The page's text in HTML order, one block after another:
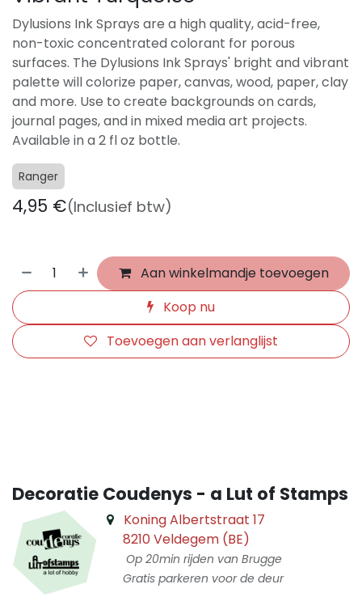
Dylusions Ink Sprays are a high quality, acid-free,
non-toxic concentrated colorant for porous
surfaces. The Dylusions Ink Sprays' bright and vibrant
palette will colorize paper, canvas, wood, paper, clay
and more. Use to create backgrounds on cards,
journal pages, and in mixed media art projects.
Available in a 2 fl oz bottle.
Ranger
4,95 €(Inclusief btw)
Aan winkelmandje toevoegen
Koop nu
Toevoegen aan verlanglijst
Decoratie Coudenys - a Lut of Stamps
Koning Albertstraat 17
8210 Veldegem (BE)
Op 20min rijden van Brugge
Gratis parkeren voor de deur